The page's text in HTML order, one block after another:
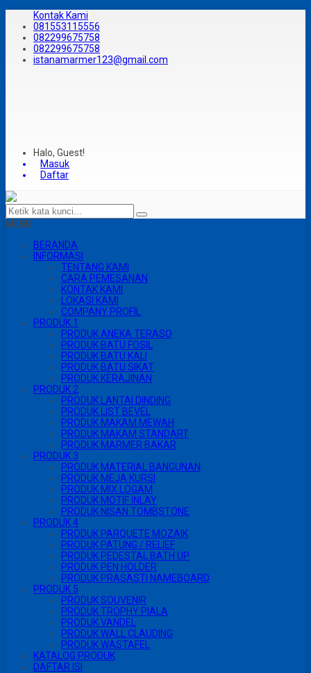
Kontak Kami
081553115556
082299675758
082299675758
istanamarmer123@gmail.com
Halo, Guest!
Masuk
Daftar
MENU
BERANDA
INFORMASI
TENTANG KAMI
CARA PEMESANAN
KONTAK KAMI
LOKASI KAMI
COMPANY PROFIL
PRODUK 1
PRODUK ANEKA TERASO
PRODUK BATU FOSIL
PRODUK BATU KALI
PRODUK BATU SIKAT
PRODUK KERAJINAN
PRODUK 2
PRODUK LANTAI DINDING
PRODUK LIST BEVEL
PRODUK MAKAM MEWAH
PRODUK MAKAM STANDART
PRODUK MARMER BAKAR
PRODUK 3
PRODUK MATERIAL BANGUNAN
PRODUK MEJA KURSI
PRODUK MIX LOGAM
PRODUK MOTIF INLAY
PRODUK NISAN TOMBSTONE
PRODUK 4
PRODUK PARQUETE MOZAIK
PRODUK PATUNG / RELIEF
PRODUK PEDESTAL BATH UP
PRODUK PEN HOLDER
PRODUK PRASASTI NAMEBOARD
PRODUK 5
PRODUK SOUVENIR
PRODUK TROPHY PIALA
PRODUK VANDEL
PRODUK WALL CLAUDING
PRODUK WASTAFEL
KATALOG PRODUK
DAFTAR ISI